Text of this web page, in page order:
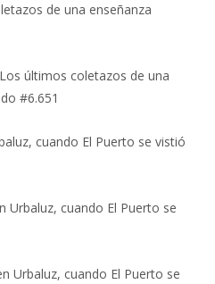
de una enseñanza
Los últimos coletazos de una
#6.651
cuando El Puerto se vistió
Urbaluz, cuando El Puerto se
Urbaluz, cuando El Puerto se